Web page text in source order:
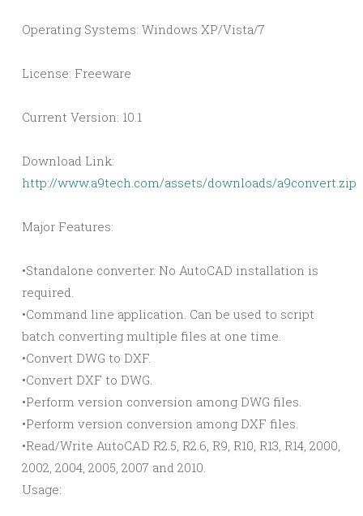
Operating Systems: Windows XP/Vista/7
License: Freeware
Current Version: 10.1
Download Link:
http://www.a9tech.com/assets/downloads/a9convert.zip
Major Features:
•Standalone converter. No AutoCAD installation is
required.
•Command line application. Can be used to script
batch converting multiple files at one time.
•Convert DWG to DXF.
•Convert DXF to DWG.
•Perform version conversion among DWG files.
•Perform version conversion among DXF files.
•Read/Write AutoCAD R2.5, R2.6, R9, R10, R13, R14, 2000,
2002, 2004, 2005, 2007 and 2010.
Usage: